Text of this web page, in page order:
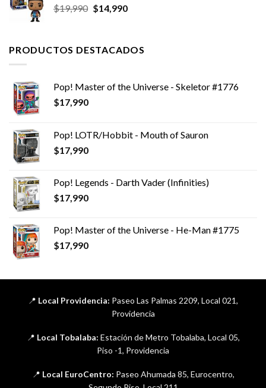
$19,990 El
era:
$19,990.
$14,990El
es:
$14,990.
PRODUCTOS DESTACADOS
Pop! Master of the Universe - Skeletor #1776
$17,990
Pop! LOTR/Hobbit - Mouth of Sauron
$17,990
Pop! Legends - Darth Vader (Infinities)
$17,990
Pop! Master of the Universe - He-Man #1775
$17,990
📍 Local Providencia: Paseo Las Palmas 2209, Local 021,
Providencia
📍 Local Tobalaba: Estación de Metro Tobalaba, Local 05,
Piso -1, Providencia
📍 Local EuroCentro: Paseo Ahumada 85, Eurocentro,